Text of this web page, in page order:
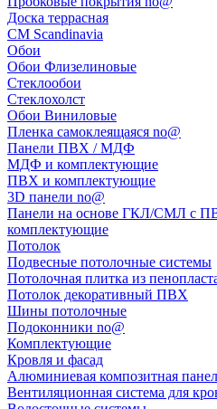
Доска террасная
CM Scandinavia
Обои
Обои Флизелиновые
Стеклообои
Стеклохолст
Обои Виниловые
Пленка самоклеящаяся no@
Панели ПВХ / МДФ
МДФ и комплектующие
ПВХ и комплектующие
3D панели no@
Панели на основе ГКЛ/СМЛ с
комплектующие
Потолок
Подвесные потолочные системы
Потолочная плитка из
Потолок декоративный ПВХ
Шины потолочные
Подоконники no@
Комплектующие
Кровля и фасад
Алюминиевая композитная
Вентиляционная система для